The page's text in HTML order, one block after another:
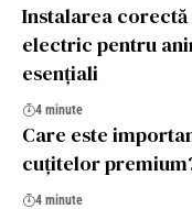
Instalarea
electric pentru
esențiali
4 minute
Care este
cuţitelor
4 minute